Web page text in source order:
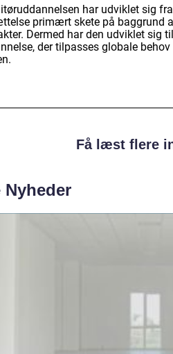
har udviklet sig
primært skete på baggrund
Dermed har den udviklet sig
der tilpasses globale
Få læst flere
Nyheder